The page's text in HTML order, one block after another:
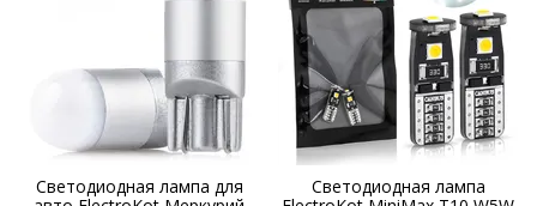
Светодиодная лампа для
Светодиодная лампа